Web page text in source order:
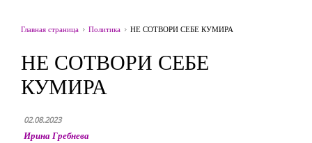
Главная страница Политика НЕ СОТВОРИ СЕБЕ КУМИРА
НЕ СОТВОРИ СЕБЕ
КУМИРА
02.08.2023
Ирина Гребнева